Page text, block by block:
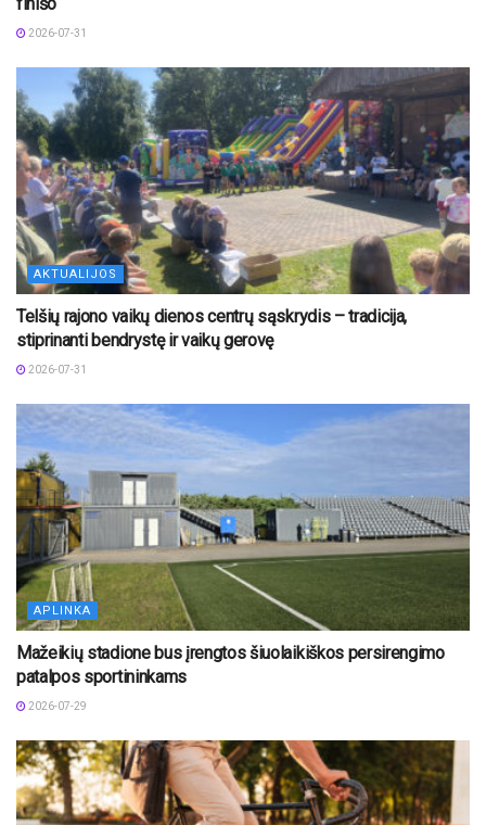
finišo
2026-07-31
AKTUALIJOS
Telšių rajono vaikų dienos centrų sąskrydis – tradicija,
stiprinanti bendrystę ir vaikų gerovę
2026-07-31
APLINKA
Mažeikių stadione bus įrengtos šiuolaikiškos persirengimo
patalpos sportininkams
2026-07-29